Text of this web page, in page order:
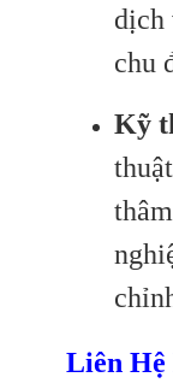
dịch
chu
Kỹ
Liên Hệ